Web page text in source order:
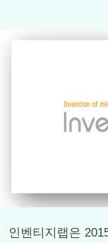
인벤티지랩은